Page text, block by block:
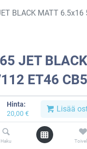
Hinta:
20,00 € Lisää
Haku
BLACK MATT
JET
ET46
Tuotekoodi:913022
ei ole kelvollista